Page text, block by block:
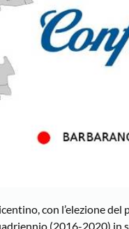
con l’elezione
(2016-2020) in